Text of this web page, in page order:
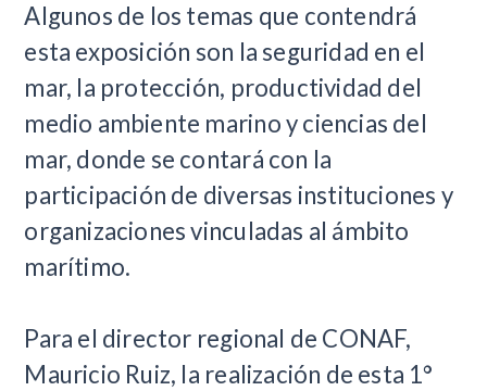
Algunos de los temas que contendrá
esta exposición son la seguridad en el
mar, la protección, productividad del
medio ambiente marino y ciencias del
mar, donde se contará con la
participación de diversas instituciones y
organizaciones vinculadas al ámbito
marítimo.
Para el director regional de CONAF,
Mauricio Ruiz, la realización de esta 1°